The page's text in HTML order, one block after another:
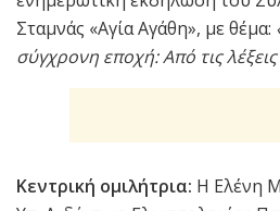
Σταμνάς «Αγία Αγάθη», με θέμα:
σύγχρονη εποχή: Από τις λέξεις
Κεντρική ομιλήτρια: Η Ελένη